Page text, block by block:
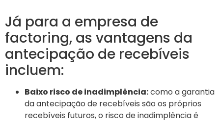
Já para a empresa de
factoring, as vantagens da
antecipação de recebíveis
incluem:
Baixo risco de inadimplência:como a garantia
da antecipação de recebíveis são os próprios
recebíveis futuros, o risco de inadimplência é